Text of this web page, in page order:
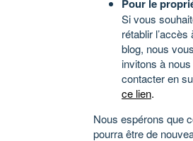
Pour le
Si vous
rétablir l’accès
blog, nous vous
invitons à nous
contacter en
ce lien.
Nous espérons que
pourra être de